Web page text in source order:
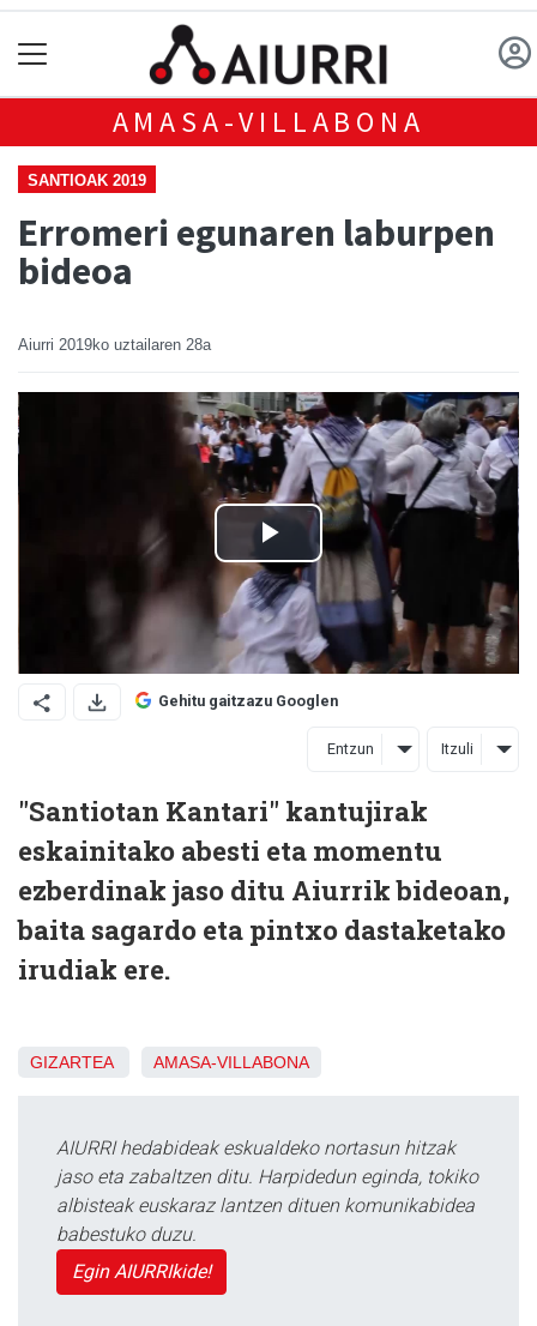
AMASA-VILLABONA
SANTIOAK 2019
Erromeri egunaren laburpen
bideoa
Aiurri 2019ko uztailaren 28a
Gehitu gaitzazu Googlen
Entzun Itzuli
"Santiotan Kantari" kantujirak
eskainitako abesti eta momentu
ezberdinak jaso ditu Aiurrik bideoan,
baita sagardo eta pintxo dastaketako
irudiak ere.
GIZARTEA AMASA-VILLABONA
AIURRI hedabideak eskualdeko nortasun hitzak
jaso eta zabaltzen ditu. Harpidedun eginda, tokiko
albisteak euskaraz lantzen dituen komunikabidea
babestuko duzu.
Egin AIURRIkide!